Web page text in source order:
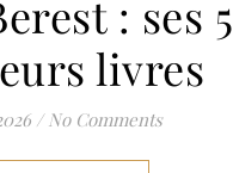
: ses 5
livres
/ No Comments